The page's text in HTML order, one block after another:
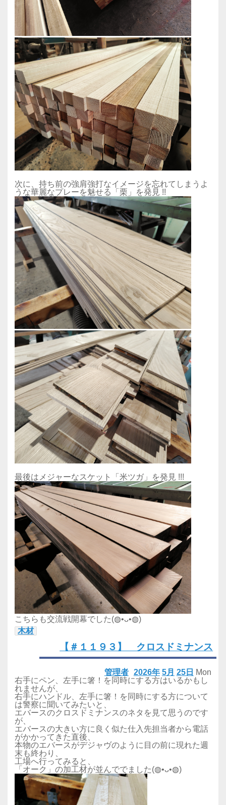
次に、持ち前の強肩強打なイメージを忘れてしまうよ
うな華麗なプレーを魅せる「栗」を発見 !!
最後はメジャーなスケット「米ツガ」を発見 !!!
こちらも交流戦開幕でした(◍•ᴗ•◍)
木材
【＃１１９３】 クロスドミナンス
2026年 5月 25日 Mon
管理者
右手にペン、左手に箸！を同時にする方はいるかもし
れませんが、
右手にハンドル、左手に箸！を同時にする方について
は警察に聞いてみたいと、
エバースのクロスドミナンスのネタを見て思うのです
が、
エバースの大きい方に良く似た仕入先担当者から電話
がかかってきた直後、
本物のエバースがデジャヴのように目の前に現れた週
末も終わり、
工場へ行ってみると、
「オーク」の加工材が並んででました(◍•ᴗ•◍)